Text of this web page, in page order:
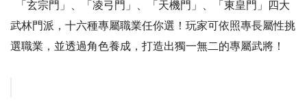
「玄宗門」、「凌弓門」、「天機門」、「東皇門」四大
武林門派，十六種專屬職業任你選！玩家可依照專長屬性挑
選職業，並透過角色養成，打造出獨一無二的專屬武將！